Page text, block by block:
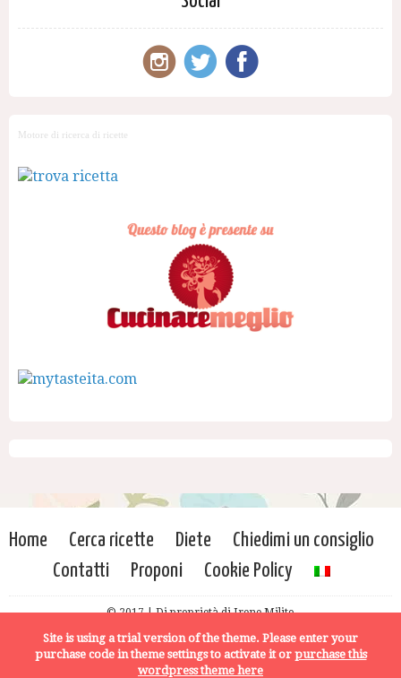
Motore di ricerca di ricette
Home Cerca ricette Diete
Chiedimi un consiglio
Contatti
Proponi Cookie Policy
© 2017 | Di proprietà di Irene Milito
Site is using a trial version of the theme. Please enter your
purchase code in theme settings to activate it or purchase this
wordpress theme here